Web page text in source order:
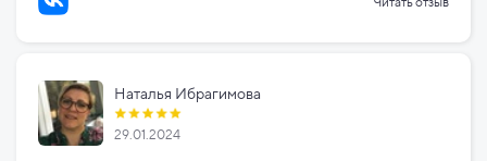
Наталья Ибрагимова
29.01.2024